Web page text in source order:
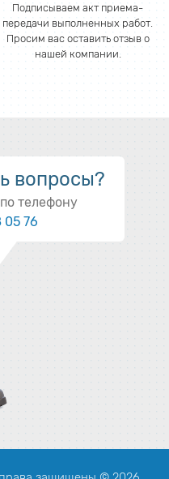
Подписываем акт приема-
передачи выполненных работ.
Просим вас оставить отзыв о
нашей компании.
вопросы?
телефону
05 76